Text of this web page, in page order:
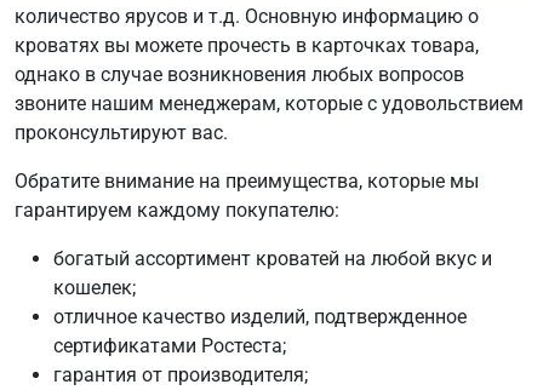
количество ярусов и т.д. Основную информацию о
кроватях вы можете прочесть в карточках товара,
однако в случае возникновения любых вопросов
звоните нашим менеджерам, которые с удовольствием
проконсультируют вас.
Обратите внимание на преимущества, которые мы
гарантируем каждому покупателю:
богатый ассортимент кроватей на любой вкус и
кошелек;
отличное качество изделий, подтвержденное
сертификатами Ростеста;
гарантия от производителя;